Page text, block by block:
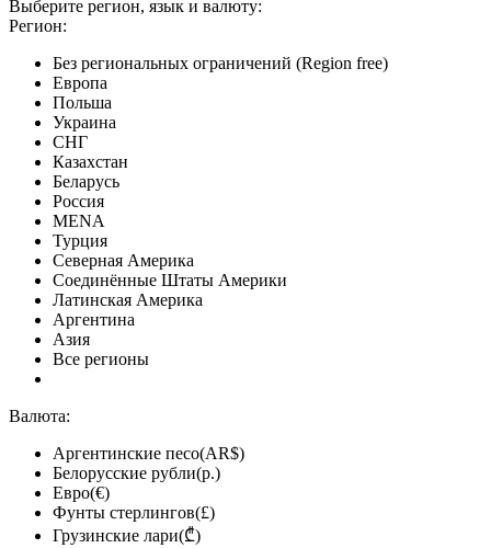
Выберите регион, язык и валюту:
Регион:
Без региональных ограничений (Region free)
Европа
Польша
Украина
СНГ
Казахстан
Беларусь
Россия
MENA
Турция
Северная Америка
Соединённые Штаты Америки
Латинская Америка
Аргентина
Азия
Все регионы
Валюта:
Аргентинские песо(AR$)
Белорусские рубли(р.)
Евро(€)
Фунты стерлингов(£)
Грузинские лари(₾)